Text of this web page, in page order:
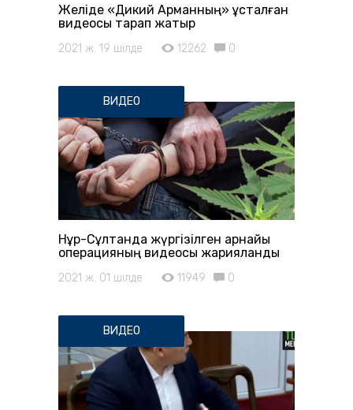
Желіде «Дикий Арманның» ұсталған
видеосы тарап жатыр
2021 ж. 19 шілде 12262 0
ВИДЕО
Нұр-Сұлтанда жүргізілген арнайы
операцияның видеосы жарияланды
2021 ж. 01 шілде 11949 0
ВИДЕО